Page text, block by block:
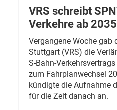
VRS schreibt
Verkehre ab
Vergangene Woche gab
Stuttgart (VRS) die
S-Bahn-
zum Fahrplanwechsel
kündigte die Aufnahme
für die Zeit danach an.